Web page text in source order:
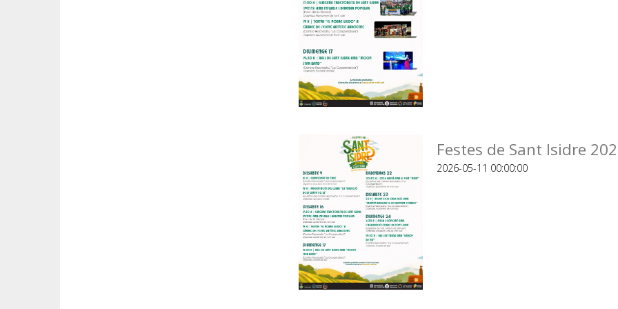
Festes de Sant Isidre
2026-05-11 00:00:00